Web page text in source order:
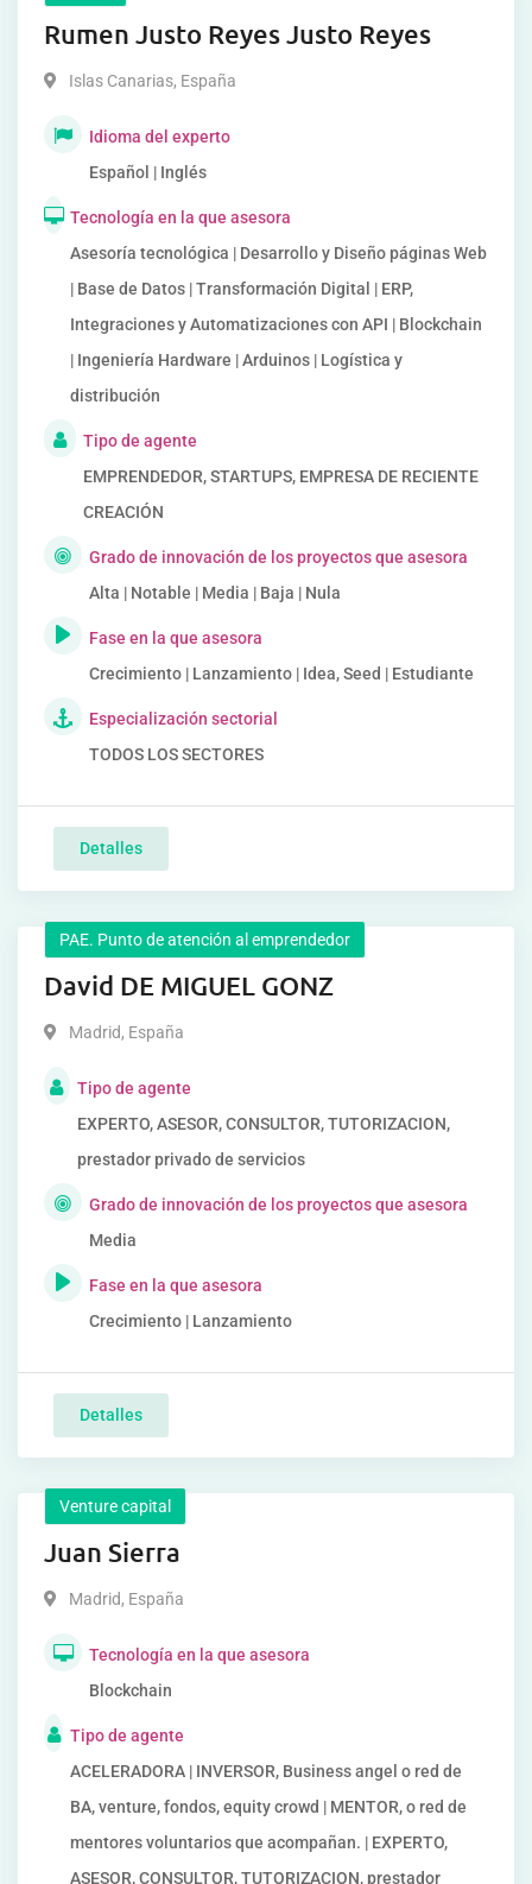
Rumen Justo Reyes Justo Reyes
Islas Canarias, España
Idioma del experto
Español | Inglés
Tecnología en la que asesora
Asesoría tecnológica | Desarrollo y Diseño páginas Web
| Base de Datos | Transformación Digital | ERP,
Integraciones y Automatizaciones con API | Blockchain
| Ingeniería Hardware | Arduinos | Logística y
distribución
Tipo de agente
EMPRENDEDOR, STARTUPS, EMPRESA DE RECIENTE
CREACIÓN
Grado de innovación de los proyectos que asesora
Alta | Notable | Media | Baja | Nula
Fase en la que asesora
Crecimiento | Lanzamiento | Idea, Seed | Estudiante
Especialización sectorial
TODOS LOS SECTORES
Detalles
PAE. Punto de atención al emprendedor
David DE MIGUEL GONZ
Madrid, España
Tipo de agente
EXPERTO, ASESOR, CONSULTOR, TUTORIZACION,
prestador privado de servicios
Grado de innovación de los proyectos que asesora
Media
Fase en la que asesora
Crecimiento | Lanzamiento
Detalles
Venture capital
Juan Sierra
Madrid, España
Tecnología en la que asesora
Blockchain
Tipo de agente
ACELERADORA | INVERSOR, Business angel o red de
BA, venture, fondos, equity crowd | MENTOR, o red de
mentores voluntarios que acompañan. | EXPERTO,
ASESOR, CONSULTOR, TUTORIZACION, prestador